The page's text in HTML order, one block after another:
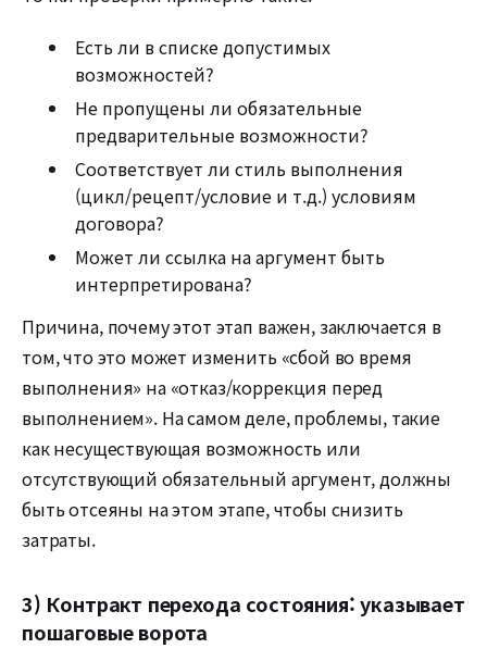
Есть ли в списке допустимых
возможностей?
Не пропущены ли обязательные
предварительные возможности?
Соответствует ли стиль выполнения
(цикл/рецепт/условие и т.д.) условиям
договора?
Может ли ссылка на аргумент быть
интерпретирована?
Причина, почему этот этап важен, заключается в
том, что это может изменить «сбой во время
выполнения» на «отказ/коррекция перед
выполнением». На самом деле, проблемы, такие
как несуществующая возможность или
отсутствующий обязательный аргумент, должны
быть отсеяны на этом этапе, чтобы снизить
затраты.
3) Контракт перехода состояния: указывает
пошаговые ворота